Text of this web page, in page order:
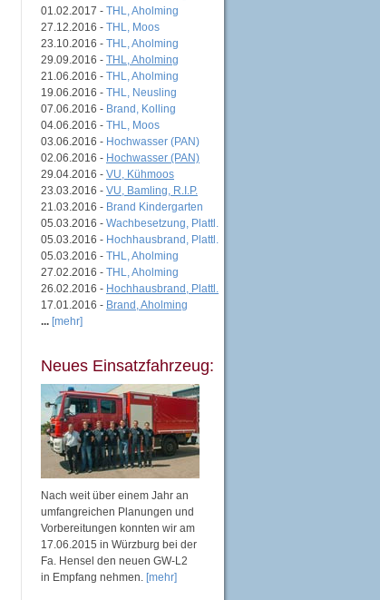
01.02.2017 - THL, Aholming
27.12.2016 - THL, Moos
23.10.2016 - THL, Aholming
29.09.2016 - THL, Aholming
21.06.2016 - THL, Aholming
19.06.2016 - THL, Neusling
07.06.2016 - Brand, Kolling
04.06.2016 - THL, Moos
03.06.2016 - Hochwasser (PAN)
02.06.2016 - Hochwasser (PAN)
29.04.2016 - VU, Kühmoos
23.03.2016 - VU, Bamling, R.I.P.
21.03.2016 - Brand Kindergarten
05.03.2016 - Wachbesetzung, Plattl.
05.03.2016 - Hochhausbrand, Plattl.
05.03.2016 - THL, Aholming
27.02.2016 - THL, Aholming
26.02.2016 - Hochhausbrand, Plattl.
17.01.2016 - Brand, Aholming
... [mehr]
Neues Einsatzfahrzeug:
Nach weit über einem Jahr an
umfangreichen Planungen und
Vorbereitungen konnten wir am
17.06.2015 in Würzburg bei der
Fa. Hensel den neuen GW-L2
in Empfang nehmen. [mehr]